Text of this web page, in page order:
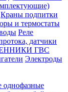
Краны подпитки
и термостаты
Реле
датчики
ГВС
Электроды
однофазные